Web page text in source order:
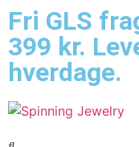
Fri GLS
399 kr.
hverdage.